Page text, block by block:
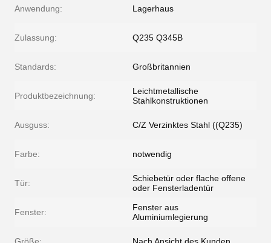
Anwendung: Lagerhaus
Zulassung: Q235 Q345B
Standards: Großbritannien
Produktbezeichnung:
Leichtmetallische
Stahlkonstruktionen
Ausguss: C/Z Verzinktes Stahl ((Q235)
Farbe: notwendig
Tür:
Schiebetür oder flache offene
oder Fensterladentür
Fenster:
Fenster aus
Aluminiumlegierung